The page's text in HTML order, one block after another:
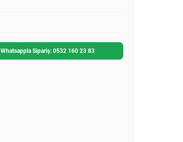
Whatsappla Sipariş: 0532 160 23 83